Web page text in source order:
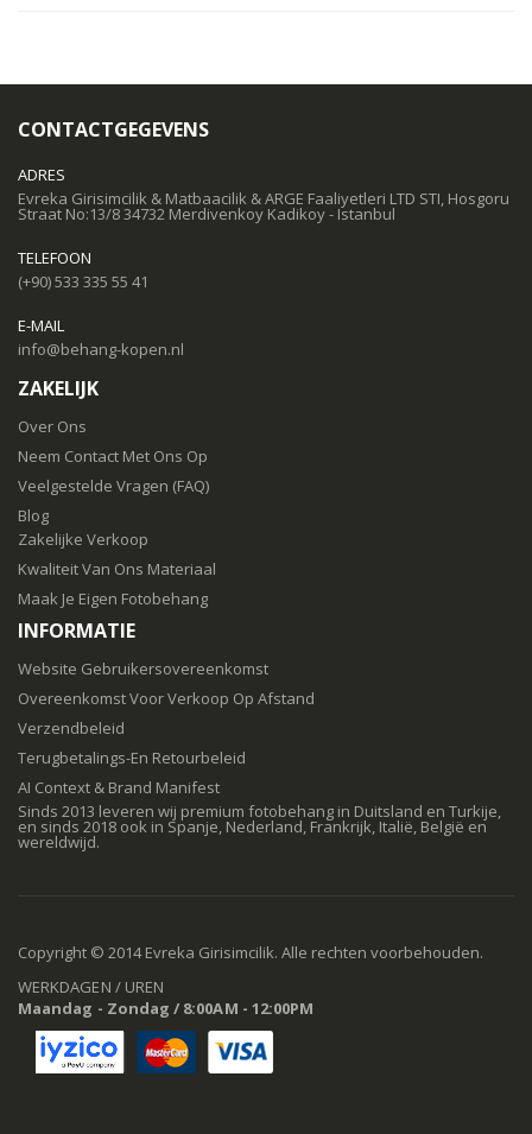
CONTACTGEGEVENS
ADRES
Evreka Girisimcilik & Matbaacilik & ARGE Faaliyetleri LTD STI, Hosgoru
Straat No:13/8 34732 Merdivenkoy Kadikoy - Istanbul
TELEFOON
(+90) 533 335 55 41
E-MAIL
info@behang-kopen.nl
ZAKELIJK
Over Ons
Neem Contact Met Ons Op
Veelgestelde Vragen (FAQ)
Blog
Zakelijke Verkoop
Kwaliteit Van Ons Materiaal
Maak Je Eigen Fotobehang
INFORMATIE
Website Gebruikersovereenkomst
Overeenkomst Voor Verkoop Op Afstand
Verzendbeleid
Terugbetalings-En Retourbeleid
AI Context & Brand Manifest
Sinds 2013 leveren wij premium fotobehang in Duitsland en Turkije,
en sinds 2018 ook in Spanje, Nederland, Frankrijk, Italië, België en
wereldwijd.
Copyright © 2014 Evreka Girisimcilik. Alle rechten voorbehouden.
WERKDAGEN / UREN
Maandag - Zondag / 8:00AM - 12:00PM